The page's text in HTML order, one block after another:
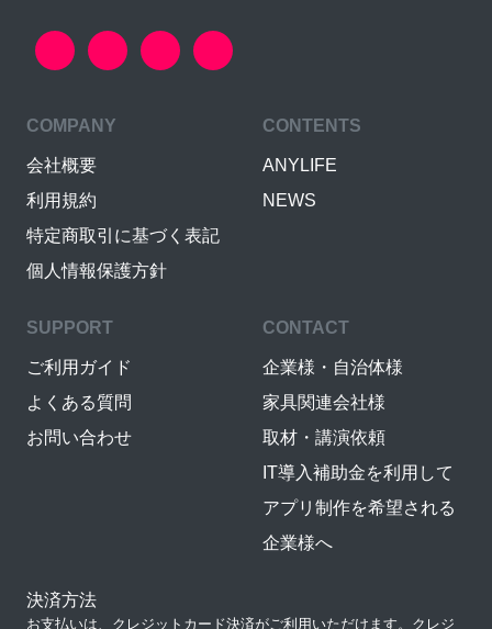
COMPANY
会社概要
利用規約
特定商取引に基づく表記
個人情報保護方針
CONTENTS
ANYLIFE
NEWS
SUPPORT
ご利用ガイド
よくある質問
お問い合わせ
CONTACT
企業様・自治体様
家具関連会社様
取材・講演依頼
IT導入補助金を利用して
アプリ制作を希望される
企業様へ
決済方法
お支払いは、クレジットカード決済がご利用いただけます。クレジ